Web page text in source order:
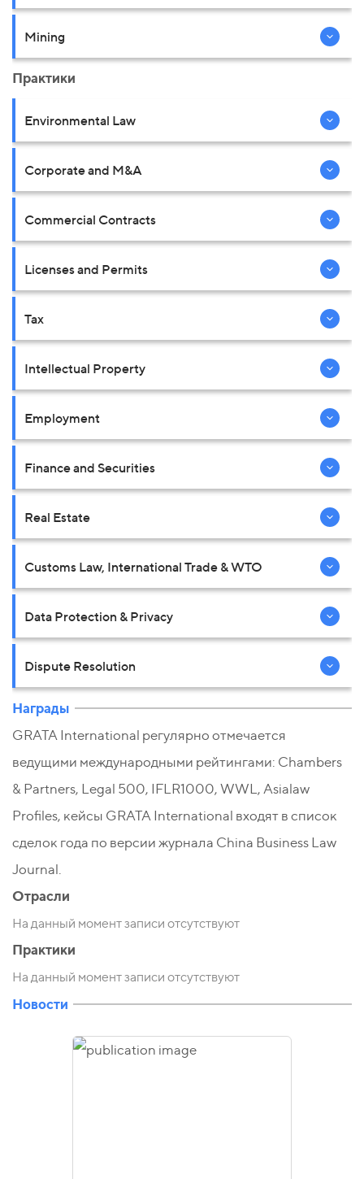
Mining
Практики
Environmental Law
Corporate and M&A
Commercial Contracts
Licenses and Permits
Tax
Intellectual Property
Employment
Finance and Securities
Real Estate
Customs Law, International Trade & WTO
Data Protection & Privacy
Dispute Resolution
Награды
GRATA International регулярно отмечается
ведущими международными рейтингами: Chambers
& Partners, Legal 500, IFLR1000, WWL, Asialaw
Profiles, кейсы GRATA International входят в список
сделок года по версии журнала China Business Law
Journal.
Отрасли
На данный момент записи отсутствуют
Практики
На данный момент записи отсутствуют
Новости